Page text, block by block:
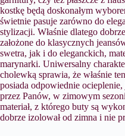
kostkę będą doskonałym
świetnie pasuje zarówno do
stylizacji. Właśnie dlatego
założone do klasycznych
swetra, jak i do eleganckich,
marynarki. Uniwersalny
cholewką sprawia, że właśnie
posiada odpowiednie
przez Panów, w zimowym
materiał, z którego buty są
dobrze izolował od zimna i nie